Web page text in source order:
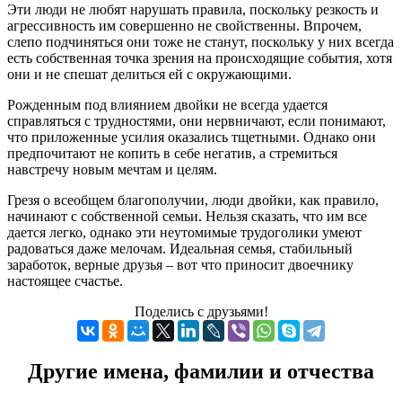
Эти люди не любят нарушать правила, поскольку резкость и
агрессивность им совершенно не свойственны. Впрочем,
слепо подчиняться они тоже не станут, поскольку у них всегда
есть собственная точка зрения на происходящие события, хотя
они и не спешат делиться ей с окружающими.
Рожденным под влиянием двойки не всегда удается
справляться с трудностями, они нервничают, если понимают,
что приложенные усилия оказались тщетными. Однако они
предпочитают не копить в себе негатив, а стремиться
навстречу новым мечтам и целям.
Грезя о всеобщем благополучии, люди двойки, как правило,
начинают с собственной семьи. Нельзя сказать, что им все
дается легко, однако эти неутомимые трудоголики умеют
радоваться даже мелочам. Идеальная семья, стабильный
заработок, верные друзья – вот что приносит двоечнику
настоящее счастье.
Поделись с друзьями!
Другие имена, фамилии и отчества